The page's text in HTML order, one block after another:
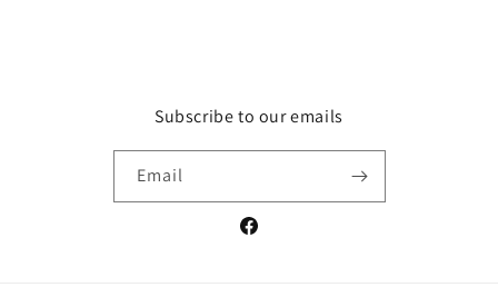
Subscribe to our emails
Email
Facebook